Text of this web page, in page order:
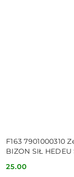
F163 7901000310
BIZON SIŁ HEDEU
Cena:
25.00